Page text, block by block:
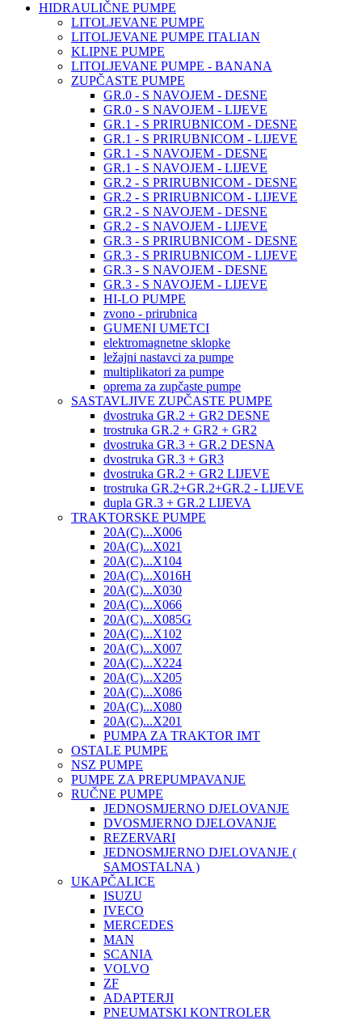
HIDRAULIČNE PUMPE
LITOLJEVANE PUMPE
LITOLJEVANE PUMPE ITALIAN
KLIPNE PUMPE
LITOLJEVANE PUMPE - BANANA
ZUPČASTE PUMPE
GR.0 - S NAVOJEM - DESNE
GR.0 - S NAVOJEM - LIJEVE
GR.1 - S PRIRUBNICOM - DESNE
GR.1 - S PRIRUBNICOM - LIJEVE
GR.1 - S NAVOJEM - DESNE
GR.1 - S NAVOJEM - LIJEVE
GR.2 - S PRIRUBNICOM - DESNE
GR.2 - S PRIRUBNICOM - LIJEVE
GR.2 - S NAVOJEM - DESNE
GR.2 - S NAVOJEM - LIJEVE
GR.3 - S PRIRUBNICOM - DESNE
GR.3 - S PRIRUBNICOM - LIJEVE
GR.3 - S NAVOJEM - DESNE
GR.3 - S NAVOJEM - LIJEVE
HI-LO PUMPE
zvono - prirubnica
GUMENI UMETCI
elektromagnetne sklopke
ležajni nastavci za pumpe
multiplikatori za pumpe
oprema za zupčaste pumpe
SASTAVLJIVE ZUPČASTE PUMPE
dvostruka GR.2 + GR2 DESNE
trostruka GR.2 + GR2 + GR2
dvostruka GR.3 + GR.2 DESNA
dvostruka GR.3 + GR3
dvostruka GR.2 + GR2 LIJEVE
trostruka GR.2+GR.2+GR.2 - LIJEVE
dupla GR.3 + GR.2 LIJEVA
TRAKTORSKE PUMPE
20A(C)...X006
20A(C)...X021
20A(C)...X104
20A(C)...X016H
20A(C)...X030
20A(C)...X066
20A(C)...X085G
20A(C)...X102
20A(C)...X007
20A(C)...X224
20A(C)...X205
20A(C)...X086
20A(C)...X080
20A(C)...X201
PUMPA ZA TRAKTOR IMT
OSTALE PUMPE
NSZ PUMPE
PUMPE ZA PREPUMPAVANJE
RUČNE PUMPE
JEDNOSMJERNO DJELOVANJE
DVOSMJERNO DJELOVANJE
REZERVARI
JEDNOSMJERNO DJELOVANJE (
SAMOSTALNA )
UKAPČALICE
ISUZU
IVECO
MERCEDES
MAN
SCANIA
VOLVO
ZF
ADAPTERJI
PNEUMATSKI KONTROLER